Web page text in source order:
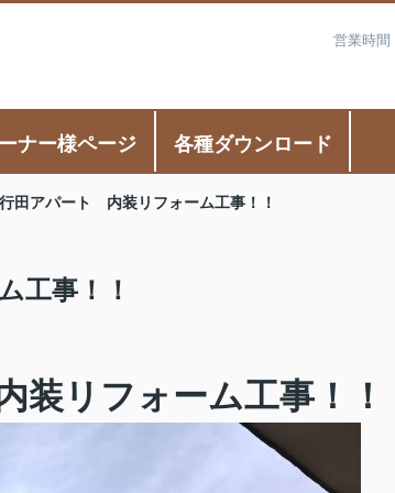
営業時
ナー様ページ 各種ダウンロード
田アパート 内装リフォーム工事！！
工事！！
リフォーム工事！！